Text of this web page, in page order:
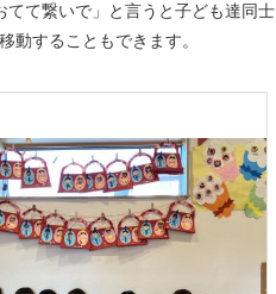
て繋いで」と言うと子ども達同士
動することもできます。